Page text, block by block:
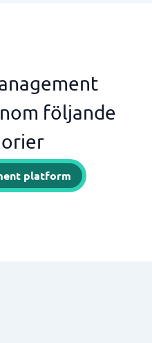
följande
platform